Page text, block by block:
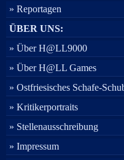
» Reportagen
ÜBER UNS:
» Über H@LL9000
» Über H@LL Games
» Ostfriesisches Schafe-
» Kritikerportraits
» Stellenausschreibung
» Impressum